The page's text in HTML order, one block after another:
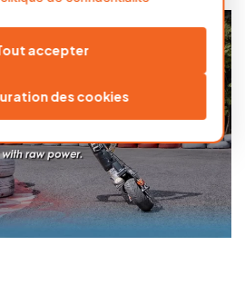
accepter
des cookies